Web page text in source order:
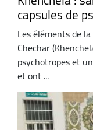
capsules de
Les éléments de
Chechar
psychotropes et
et ont ...